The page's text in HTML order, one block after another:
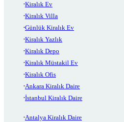
Kiralık Ev
Kiralık Villa
Günlük Kiralık Ev
Kiralık Yazlık
Kiralık Depo
Kiralık Müstakil Ev
Kiralık Ofis
Ankara Kiralık Daire
İstanbul Kiralık Daire
Antalya Kiralık Daire